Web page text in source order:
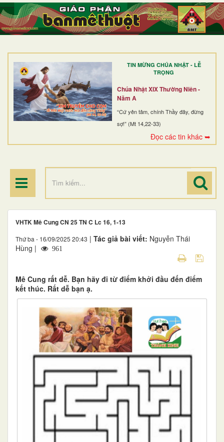
TIN MỪNG CHÚA NHẬT - LỄ
TRỌNG
Chúa Nhật XIX Thường Niên -
Năm A
“Cứ yên tâm, chính Thầy đây, đừng
sợ!” (Mt 14,22-33)
Đọc các tin khác ➥
TRANG NHẤT
GIỚI THIỆU
DÒNG TU
BAN MỤC VỤ
ĐOÀN THỂ CG
ĐIỂM HÀNH HƯƠNG
​​​​​​​VHTK Mê Cung CN 25 TN C Lc 16, 1-13
Thứ ba - 16/09/2025 20:43 | Tác giả bài viết: Nguyễn Thái
Hùng |
961
Mê Cung rất dễ. Bạn hãy đi từ điểm khởi đầu đến điểm
kết thúc. Rất dễ bạn ạ.